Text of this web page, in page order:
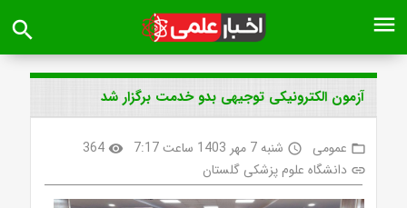
menu
search
آزمون الکترونیکی توجیهی بدو خدمت برگزار شد
folder_open عمومی access_time شنبه 7 مهر 1403 ساعت 7:17 visibility
364
link دانشگاه علوم پزشکی گلستان